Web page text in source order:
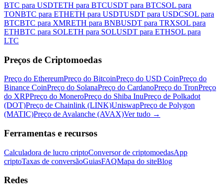
BTC para USDTETH para BTCUSDT para BTCSOL para
TONBTC para ETHETH para USDTUSDT para USDCSOL para
BTCBTC para XMRETH para BNBUSDT para TRXSOL para
ETHBTC para SOLETH para SOLUSDT para ETHSOL para
LTC
Preços de Criptomoedas
Preço do EthereumPreço do BitcoinPreço do USD CoinPreço do
Binance CoinPreço do SolanaPreço do CardanoPreço do TronPreço
do XRPPreço do MoneroPreço do Shiba InuPreço de Polkadot
(DOT)Preço de Chainlink (LINK)UniswapPreço de Polygon
(MATIC)Preço de Avalanche (AVAX)Ver tudo →
Ferramentas e recursos
Calculadora de lucro criptoConversor de criptomoedasApp
criptoTaxas de conversãoGuiasFAQMapa do siteBlog
Redes